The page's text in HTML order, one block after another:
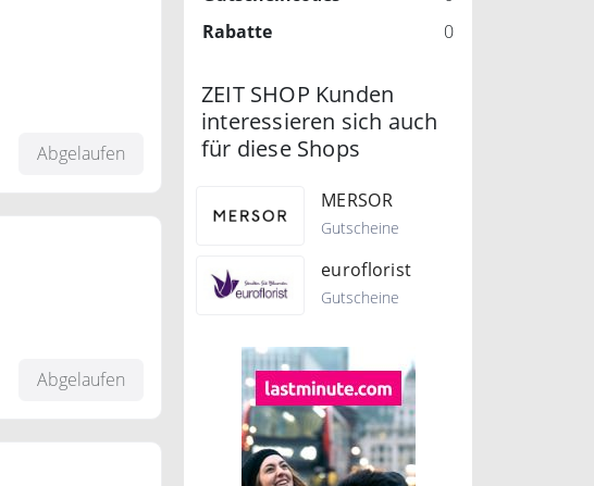
Abgelaufen
Abgelaufen
Rabatte
0
ZEIT SHOP Kunden
interessieren sich auch
für diese Shops
MERSOR
Gutscheine
euroflorist
Gutscheine